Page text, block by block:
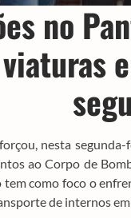
no
nesta
ao Corpo de
tem como foco o
de internos